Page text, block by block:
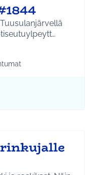
Tuusula
mukaan: Kulttuuri ja